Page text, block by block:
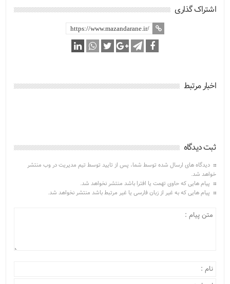
اشتراک گذاری
اخبار مرتبط
ثبت دیدگاه
دیدگاه های ارسال شده توسط شما، پس از تایید توسط تیم مدیریت در وب منتشر
خواهد شد.
پیام هایی که حاوی تهمت یا افترا باشد منتشر نخواهد شد.
پیام هایی که به غیر از زبان فارسی یا غیر مرتبط باشد منتشر نخواهد شد.